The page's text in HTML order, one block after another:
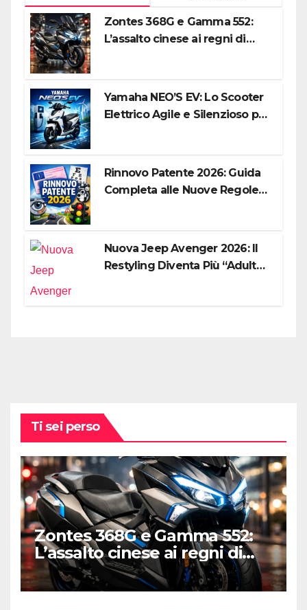
Zontes 368G e Gamma 552:
L’assalto cinese ai regni di
Yamaha NEO’S EV: Lo Scooter
Elettrico Agile e Silenzioso per
Rinnovo Patente 2026: Guida
Completa alle Nuove Regole,
Nuova Jeep Avenger 2026: Il
Restyling Diventa Più “Adulto”,
Ti sei perso
Zontes 368G e Gamma 552:
L’assalto cinese ai regni di
Honda e Yamaha